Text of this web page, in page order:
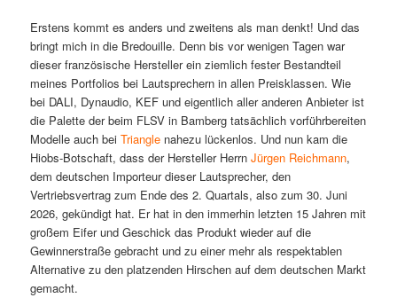
Erstens kommt es anders und zweitens als man denkt! Und das
bringt mich in die Bredouille. Denn bis vor wenigen Tagen war
dieser französische Hersteller ein ziemlich fester Bestandteil
meines Portfolios bei Lautsprechern in allen Preisklassen. Wie
bei DALI, Dynaudio, KEF und eigentlich aller anderen Anbieter ist
die Palette der beim FLSV in Bamberg tatsächlich vorführbereiten
Modelle auch bei Trianglenahezu lückenlos. Und nun kam die
Hiobs-Botschaft, dass der Hersteller Herrn Jürgen Reichmann,
dem deutschen Importeur dieser Lautsprecher, den
Vertriebsvertrag zum Ende des 2. Quartals, also zum 30. Juni
2026, gekündigt hat. Er hat in den immerhin letzten 15 Jahren mit
großem Eifer und Geschick das Produkt wieder auf die
Gewinnerstraße gebracht und zu einer mehr als respektablen
Alternative zu den platzenden Hirschen auf dem deutschen Markt
gemacht.